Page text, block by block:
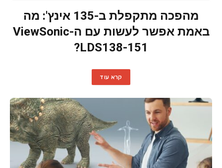
מהפכה מתקפלת ב-135 אינץ': מה
באמת אפשר לעשות עם ה-ViewSonic
LDS138-151?
קרא עוד